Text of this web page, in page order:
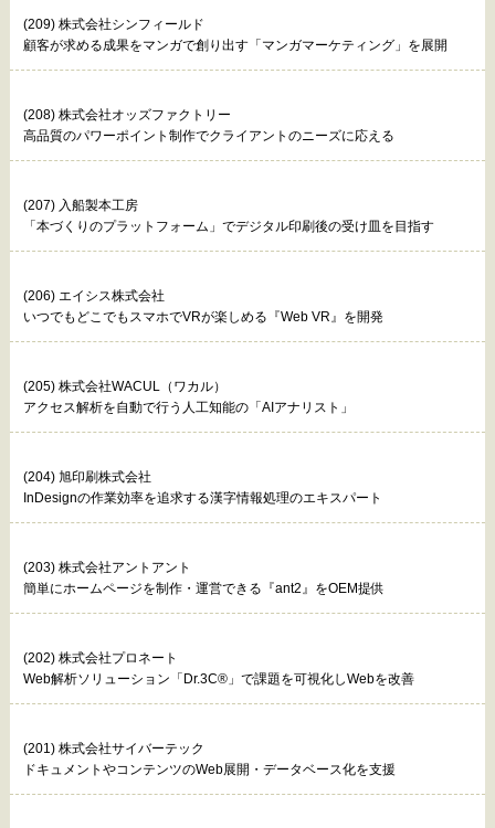
(209) 株式会社シンフィールド
顧客が求める成果をマンガで創り出す「マンガマーケティング」を展開
(208) 株式会社オッズファクトリー
高品質のパワーポイント制作でクライアントのニーズに応える
(207) 入船製本工房
「本づくりのプラットフォーム」でデジタル印刷後の受け皿を目指す
(206) エイシス株式会社
いつでもどこでもスマホでVRが楽しめる『Web VR』を開発
(205) 株式会社WACUL（ワカル）
アクセス解析を自動で行う人工知能の「AIアナリスト」
(204) 旭印刷株式会社
InDesignの作業効率を追求する漢字情報処理のエキスパート
(203) 株式会社アントアント
簡単にホームページを制作・運営できる『ant2』をOEM提供
(202) 株式会社プロネート
Web解析ソリューション「Dr.3C®」で課題を可視化しWebを改善
(201) 株式会社サイバーテック
ドキュメントやコンテンツのWeb展開・データベース化を支援